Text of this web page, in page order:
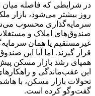
در شرایطی که فاصله میان
روز بیشتر می‌شود، بازار
سرمایه‌گذاری محسوب
صندوق‌های املاک و
غیرمستقیم یا همان
قرار گیرند. اما آیا این
همپای رشد بازار مسکن
این عقب‌ماندگی و
تحولات بازار مسکن، با
گفت‌وگو کرده است.